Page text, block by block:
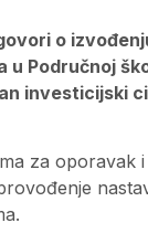
o
Područnoj
investicijski
za oporavak